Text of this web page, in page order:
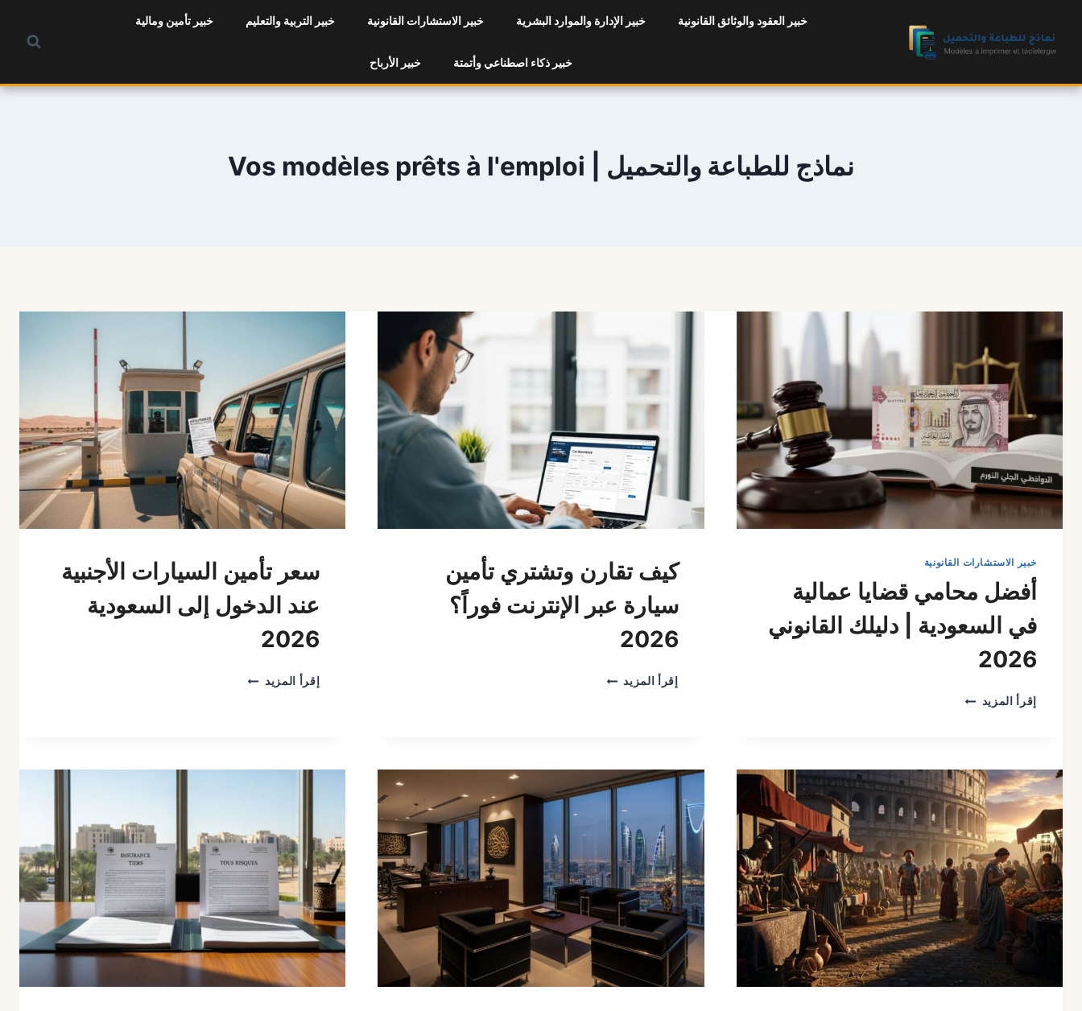
المحتوى
خبير العقود والوثائق القانونية خبير الإدارة والموارد البشرية خبير الاستشارات القانونية خبير التربية والتعليم خبير تأمين ومالية
خبير ذكاء اصطناعي وأتمتة خبير الأرباح
نماذج للطباعة والتحميل | Vos modèles prêts à l'emploi
خبير الاستشارات القانونية
أفضل محامي قضايا عمالية
في السعودية | دليلك القانوني
2026
إقرأ المزيد أفضل
السعودية
|
دليلك
القانوني
2026
كيف تقارن وتشتري تأمين
سيارة عبر الإنترنت فوراً؟
2026
إقرأ المزيد كيف
الإنترنت
فوراً؟
2026
سعر تأمين السيارات الأجنبية
عند الدخول إلى السعودية
2026
إقرأ المزيد سعر